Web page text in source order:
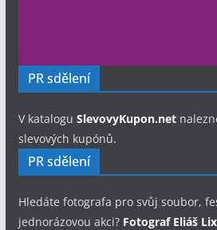
PR sdělení
V katalogu SlevovyKupon.net
slevových kupónů.
PR sdělení
Hledáte fotografa pro svůj soubor,
jednorázovou akci? Fotograf Eliáš